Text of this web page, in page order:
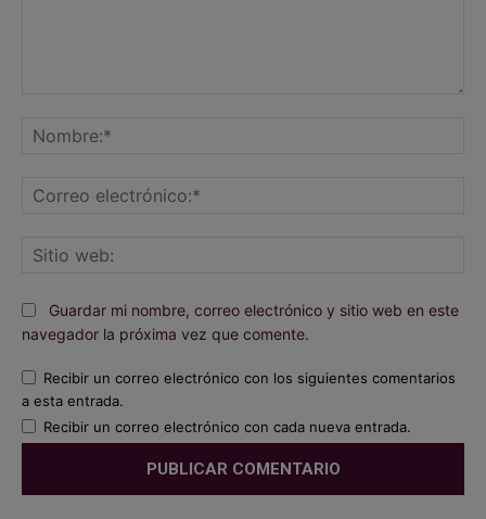
Guardar mi nombre, correo electrónico y sitio web en este
navegador la próxima vez que comente.
Recibir un correo electrónico con los siguientes comentarios
a esta entrada.
Recibir un correo electrónico con cada nueva entrada.